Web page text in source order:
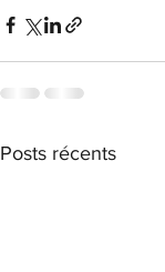
Posts récents